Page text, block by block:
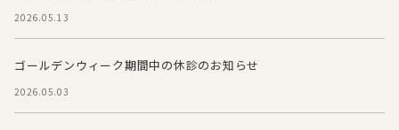
2026.05.13
ゴールデンウィーク期間中の休診のお知らせ
2026.05.03